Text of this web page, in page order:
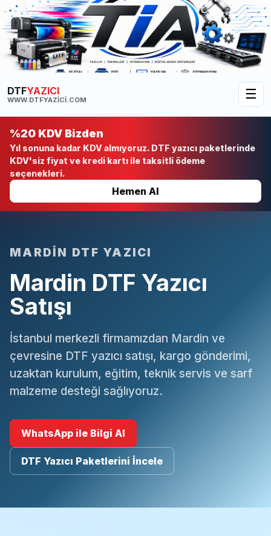
DTFYAZICI
WWW.DTFYAZICI.COM ☰
%20 KDV Bizden
Yıl sonuna kadar KDV almıyoruz. DTF yazıcı paketlerinde
KDV'siz fiyat ve kredi kartı ile taksitli ödeme
seçenekleri.
Hemen Al
MARDIN DTF YAZICI
Mardin DTF Yazıcı
Satışı
İstanbul merkezli firmamızdan Mardin ve
çevresine DTF yazıcı satışı, kargo gönderimi,
uzaktan kurulum, eğitim, teknik servis ve sarf
malzeme desteği sağlıyoruz.
WhatsApp ile Bilgi Al
DTF Yazıcı Paketlerini İncele